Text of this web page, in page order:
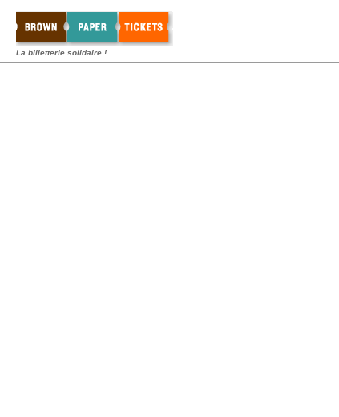
La billetterie solidaire !